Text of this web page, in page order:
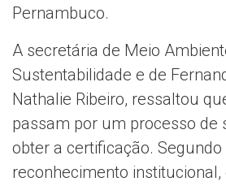
Pernambuco.
A secretária de Meio
Sustentabilidade e de
Nathalie Ribeiro, ressaltou
passam por um processo de
obter a certificação.
reconhecimento